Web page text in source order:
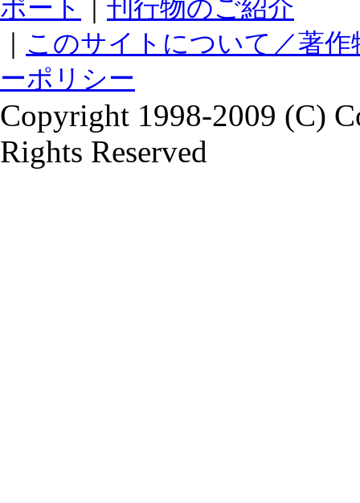
ポート
刊行物のご紹介
このサイトについて／著
ーポリシー
Copyright 1998-2009 (C)
Rights Reserved